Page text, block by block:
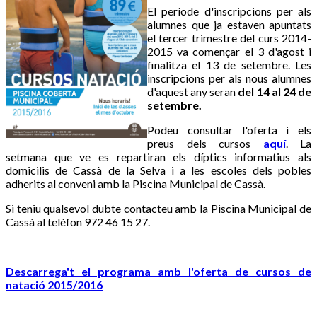
El període d'inscripcions per als
alumnes que ja estaven apuntats
el tercer trimestre del curs 2014-
2015 va començar el 3 d'agost i
finalitza el 13 de setembre. Les
inscripcions per als nous alumnes
d'aquest any seran del 14 al 24 de
setembre.
Podeu consultar l'oferta i els
preus dels cursos aquí. La
setmana que ve es repartiran els díptics informatius als
domicilis de Cassà de la Selva i a les escoles dels pobles
adherits al conveni amb la Piscina Municipal de Cassà.
Si teniu qualsevol dubte contacteu amb la Piscina Municipal de
Cassà al telèfon 972 46 15 27.
Descarrega't el programa amb l'oferta de cursos de
natació 2015/2016